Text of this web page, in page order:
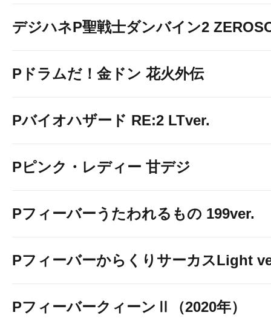
デジハネP聖戦士ダンバイン2
Pドラムだ！金ドン 花火外伝
Pバイオハザード RE:2 LTver.
Pピンク・レディー 甘デジ
Pフィーバーうたわれるもの 199ver.
PフィーバーからくりサーカスLight
PフィーバークィーンⅡ（2020年）